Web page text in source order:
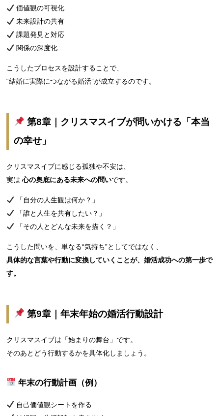
価値観の可視化
未来設計の共有
課題発見と対応
関係の深度化
こうしたプロセスを設計することで、
“結婚に実際につながる婚活”が成立するのです。
第8章｜クリスマスイブが問いかける「本当
の幸せ」
クリスマスイブに感じる孤独や不安は、
実は心の奥底にある未来への問いです。
「自分の人生観は何か？」
「誰と人生を共有したい？」
「その人とどんな未来を描く？」
こうした問いを、単なる“気持ち”としてではなく、
具体的な言葉や行動に変換していくことが、婚活成功への第一歩で
す。
第9章｜年末年始の婚活行動設計
クリスマスイブは「始まりの舞台」です。
そのあとどう行動するかを具体化しましょう。
年末の行動計画（例）
自己価値観シートを作る